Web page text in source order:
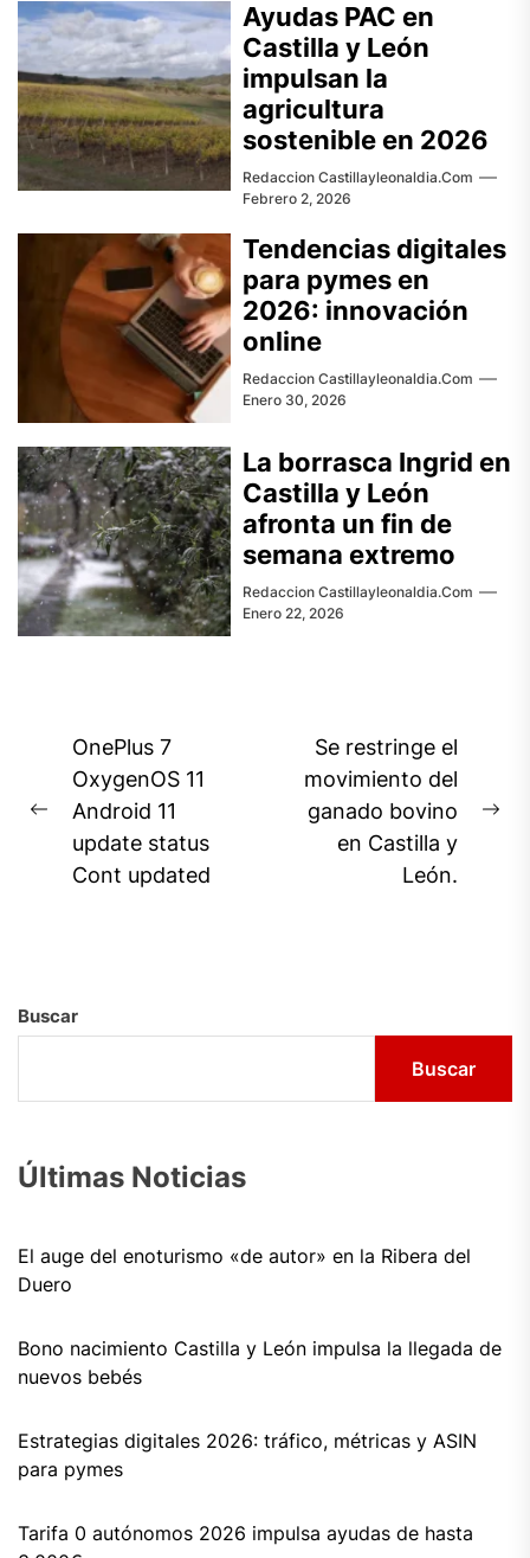
Ayudas PAC en
Castilla y León
impulsan la
agricultura
sostenible en 2026
Redaccion Castillayleonaldia.com
Febrero 2, 2026
Tendencias digitales
para pymes en
2026: innovación
online
Redaccion Castillayleonaldia.com
Enero 30, 2026
La borrasca Ingrid en
Castilla y León
afronta un fin de
semana extremo
Redaccion Castillayleonaldia.com
Enero 22, 2026
Navegación
entradas
Previous
post:
OnePlus 7
OxygenOS 11
Android 11
update status
Cont updated
Se restringe el
movimiento del
ganado bovino
en Castilla y
León.
Buscar
Buscar
Últimas Noticias
El auge del enoturismo «de autor» en la Ribera del
Duero
Bono nacimiento Castilla y León impulsa la llegada de
nuevos bebés
Estrategias digitales 2026: tráfico, métricas y ASIN
para pymes
Tarifa 0 autónomos 2026 impulsa ayudas de hasta